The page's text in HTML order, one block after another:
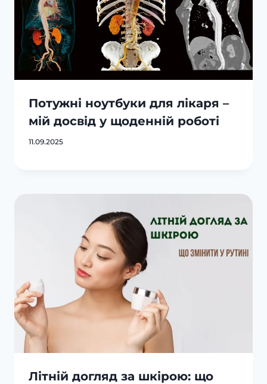
Потужні ноутбуки для лікаря –
мій досвід у щоденній роботі
11.09.2025
Літній догляд за шкірою: що